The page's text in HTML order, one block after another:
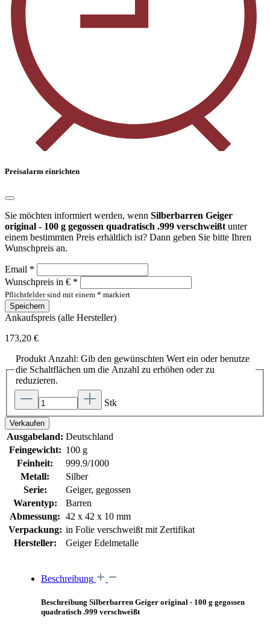
Preisalarm einrichten
Sie möchten informiert werden, wenn Silberbarren Geiger
original - 100 g gegossen quadratisch .999 verschweißt unter
einem bestimmten Preis erhältlich ist? Dann geben Sie bitte Ihren
Wunschpreis an.
Email *
Wunschpreis in € *
Pflichtfelder sind mit einem * markiert
Speichern
Ankaufspreis (alle Hersteller)
173,20 €
Produkt Anzahl: Gib den gewünschten Wert ein oder benutze
die Schaltflächen um die Anzahl zu erhöhen oder zu
reduzieren.
Stk
Verkaufen
Ausgabeland: Deutschland
Feingewicht: 100 g
Feinheit:
999.9/1000
Metall:
Silber
Serie:
Geiger, gegossen
Warentyp:
Barren
Abmessung: 42 x 42 x 10 mm
Verpackung: in Folie verschweißt mit Zertifikat
Hersteller:
Geiger Edelmetalle
Beschreibung
Beschreibung Silberbarren Geiger original - 100 g gegossen
quadratisch .999 verschweißt